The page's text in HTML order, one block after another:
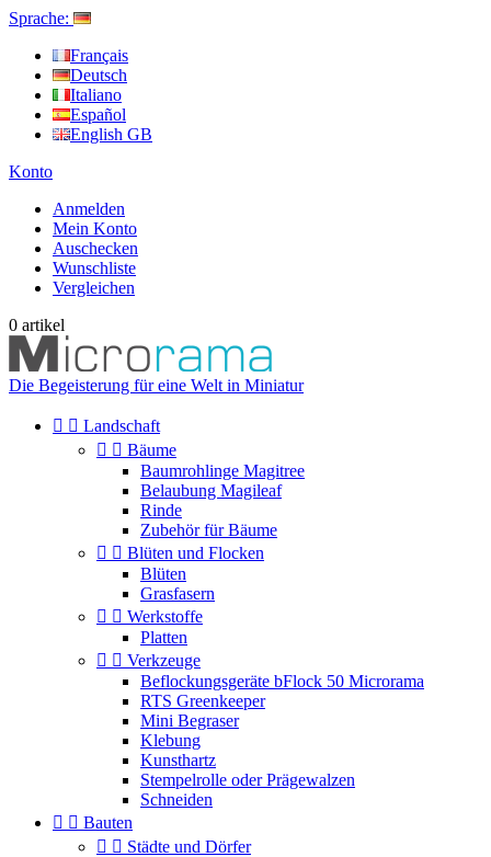
Sprache:
Français
Deutsch
Italiano
Español
English GB
Konto
Anmelden
Mein Konto
Auschecken
Wunschliste
Vergleichen
0 artikel
Die Begeisterung für eine Welt in Miniatur
  Landschaft
  Bäume
Baumrohlinge Magitree
Belaubung Magileaf
Rinde
Zubehör für Bäume
  Blüten und Flocken
Blüten
Grasfasern
  Werkstoffe
Platten
  Verkzeuge
Beflockungsgeräte bFlock 50 Microrama
RTS Greenkeeper
Mini Begraser
Klebung
Kunsthartz
Stempelrolle oder Prägewalzen
Schneiden
  Bauten
  Städte und Dörfer